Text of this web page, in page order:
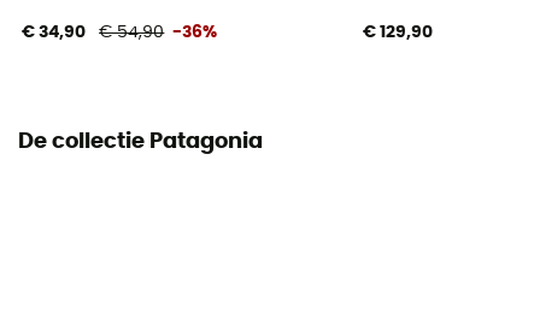
€ 34,90 € 54,90 -36% € 129,90
De collectie Patagonia